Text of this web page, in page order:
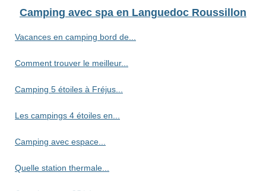
Camping avec spa en Languedoc Roussillon
Vacances en camping bord de...
Comment trouver le meilleur...
Camping 5 étoiles à Fréjus...
Les campings 4 étoiles en...
Camping avec espace...
Quelle station thermale...